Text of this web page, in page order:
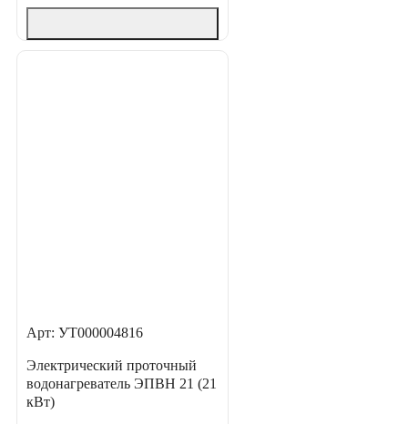
Арт: УТ000004816
Электрический проточный
водонагреватель ЭПВН 21 (21
кВт)